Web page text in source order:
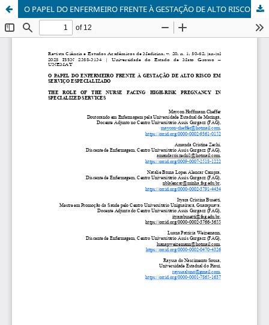
O PAPEL DO ENFERMEIRO FRENTE À GESTAÇÃO DE ALTO RISCO EM SERVIÇO ESPECIALIZADO